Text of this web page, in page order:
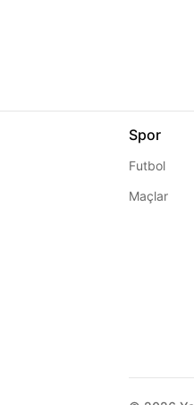
Spor
Futbol
Maçlar